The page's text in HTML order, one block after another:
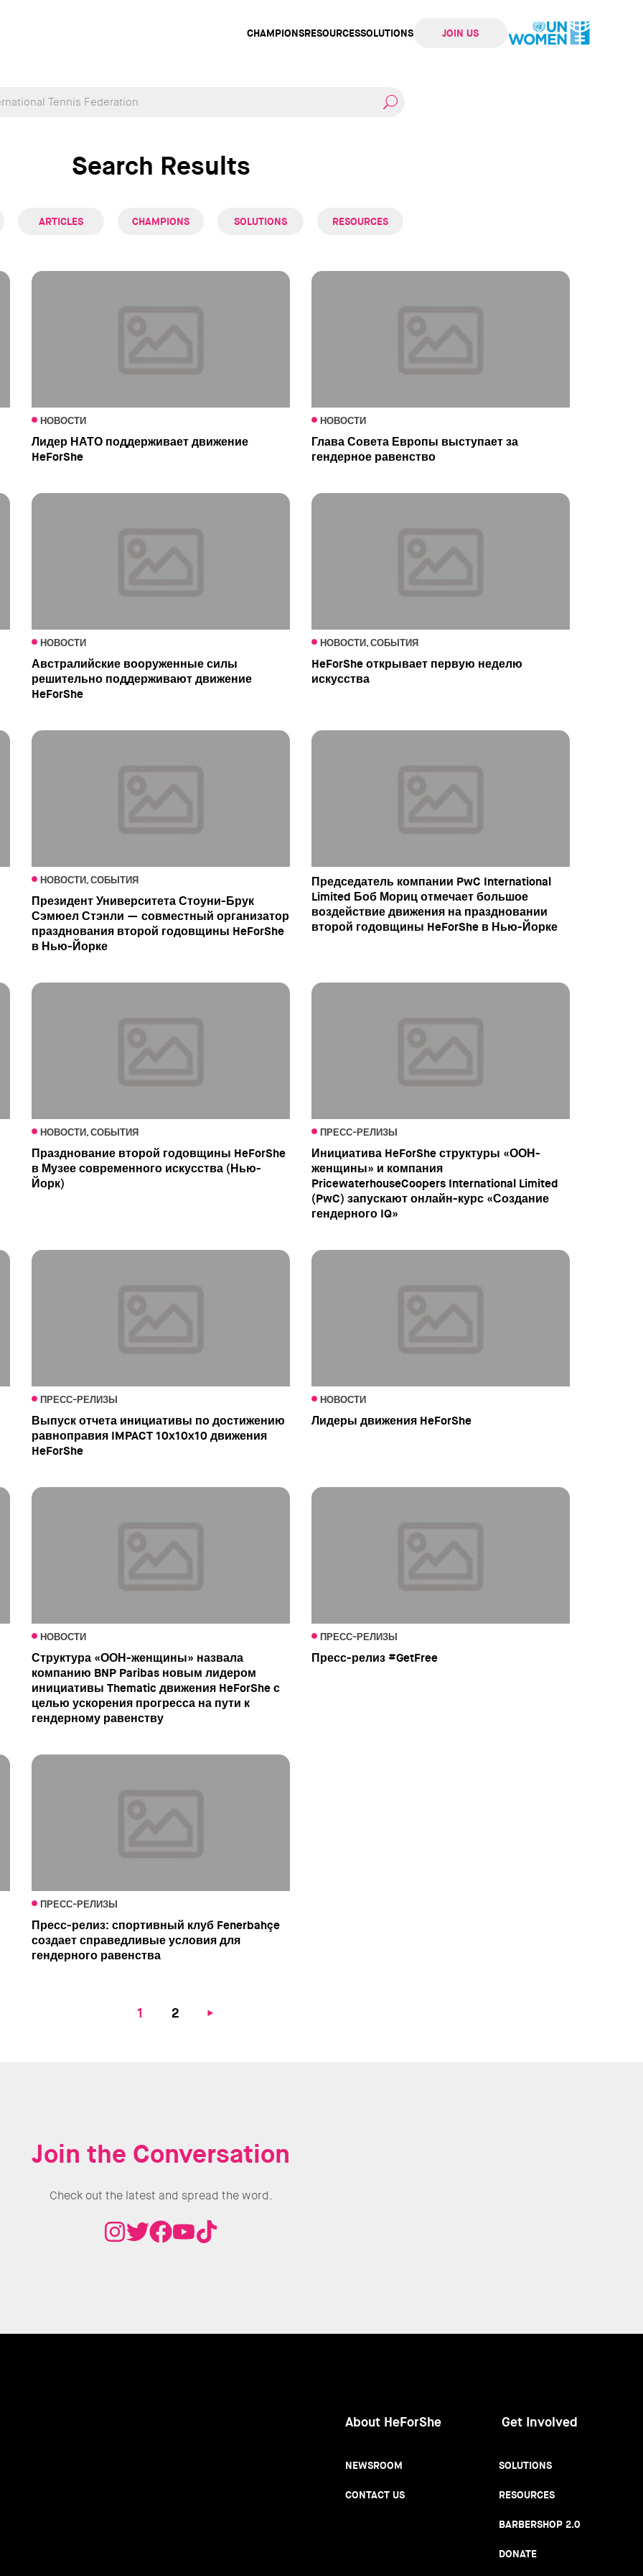
CHAMPIONSRESOURCESSOLUTIONS JOIN US
Search Results
ARTICLES CHAMPIONS SOLUTIONS RESOURCES
НОВОСТИ
Лидер НАТО поддерживает движение
HeForShe
НОВОСТИ
Глава Совета Европы выступает за
гендерное равенство
НОВОСТИ
Австралийские вооруженные силы
решительно поддерживают движение
HeForShe
НОВОСТИ, СОБЫТИЯ
HeForShe открывает первую неделю
искусства
НОВОСТИ, СОБЫТИЯ
Президент Университета Стоуни-Брук
Сэмюел Стэнли — совместный организатор
празднования второй годовщины HeForShe
в Нью-Йорке
Председатель компании PwC International
Limited Боб Мориц отмечает большое
воздействие движения на праздновании
второй годовщины HeForShe в Нью-Йорке
НОВОСТИ, СОБЫТИЯ
Празднование второй годовщины HeForShe
в Музее современного искусства (Нью-
Йорк)
ПРЕСС-РЕЛИЗЫ
Инициатива HeForShe структуры «ООН-
женщины» и компания
PricewaterhouseCoopers International Limited
(PwC) запускают онлайн-курс «Создание
гендерного IQ»
ПРЕСС-РЕЛИЗЫ
Выпуск отчета инициативы по достижению
равноправия IMPACT 10x10x10 движения
HeForShe
НОВОСТИ
Лидеры движения HeForShe
НОВОСТИ
Структура «ООН-женщины» назвала
компанию BNP Paribas новым лидером
инициативы Thematic движения HeForShe с
целью ускорения прогресса на пути к
гендерному равенству
ПРЕСС-РЕЛИЗЫ
Пресс-релиз #GetFree
ПРЕСС-РЕЛИЗЫ
Пресс-релиз: спортивный клуб Fenerbahçe
создает справедливые условия для
гендерного равенства
Current
1 Page
2
Next
Join the Conversation
Check out the latest and spread the word.
About HeForShe
NEWSROOM
CONTACT US
Get Involved
SOLUTIONS
RESOURCES
BARBERSHOP 2.0
DONATE